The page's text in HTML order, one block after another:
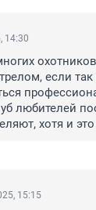
14:30
если
любителей
хотя и
15:15